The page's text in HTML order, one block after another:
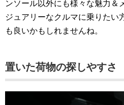
ンソール以外にも様々な魅力＆
ジュアリーなクルマに乗りたい
も良いかもしれませんね。
置いた荷物の探しやすさ